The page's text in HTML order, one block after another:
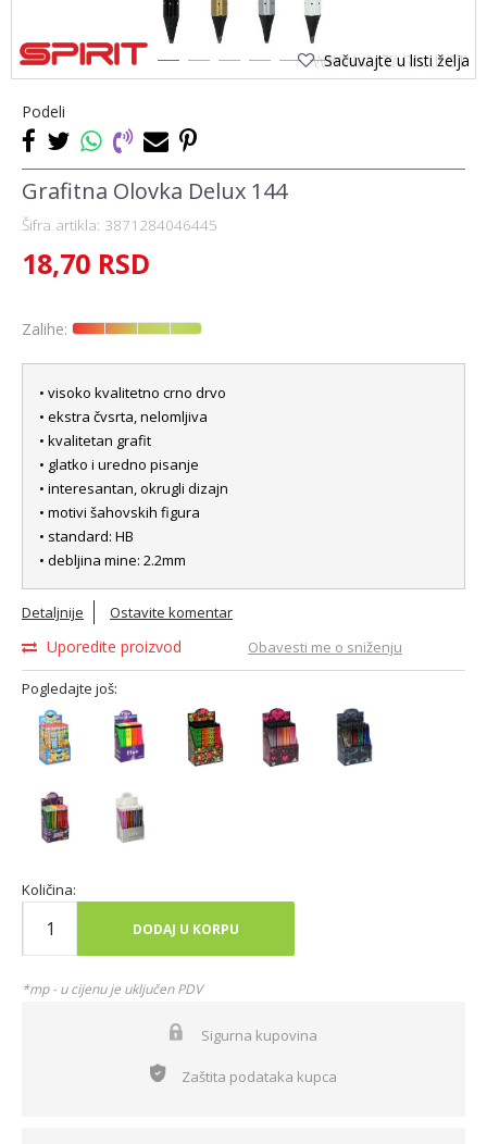
1 2 3 4 5 6Sačuvajte u listi želja
Podeli
Grafitna Olovka Delux 144
Šifra artikla: 3871284046445
18,70 RSD
Zalihe:
• visoko kvalitetno crno drvo
• ekstra čvsrta, nelomljiva
• kvalitetan grafit
• glatko i uredno pisanje
• interesantan, okrugli dizajn
• motivi šahovskih figura
• standard: HB
• debljina mine: 2.2mm
Detaljnije Ostavite komentar
Uporedite proizvod Obavesti me o sniženju
Pogledajte još:
Količina:
DODAJ U KORPU
*mp - u cijenu je uključen PDV
Sigurna kupovina
Zaštita podataka kupca